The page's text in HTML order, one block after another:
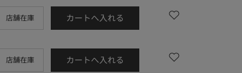
店舗在庫 カートへ入れる
店舗在庫 カートへ入れる